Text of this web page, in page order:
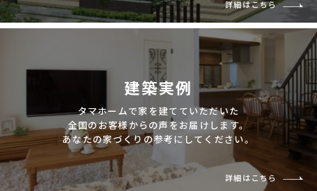
詳細はこちら
建築実例
タマホームで家を建てていただいた
全国のお客様からの声をお届けします。
あなたの家づくりの参考にしてください。
詳細はこちら